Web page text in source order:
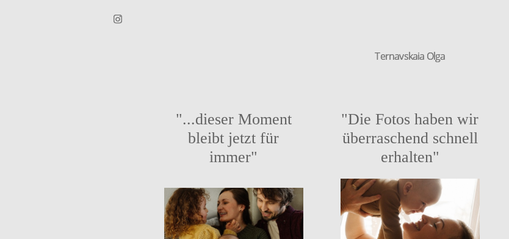
Ternavskaia Olga
Ternavskaia Olga
"...dieser Moment
bleibt jetzt für
immer"
"Die Fotos haben wir
überraschend schnell
erhalten"